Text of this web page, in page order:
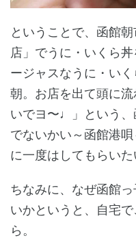
ということで、函館
店」でうに・いくら
ージャスなうに・い
朝。お店を出て頭に
いでヨ〜♩」という、
でないかい～函館港
に一度はしてもらいた
ちなみに、なぜ函館
いかというと、自宅
ら。